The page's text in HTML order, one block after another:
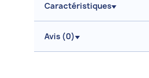
Caractéristiques
Avis (0)